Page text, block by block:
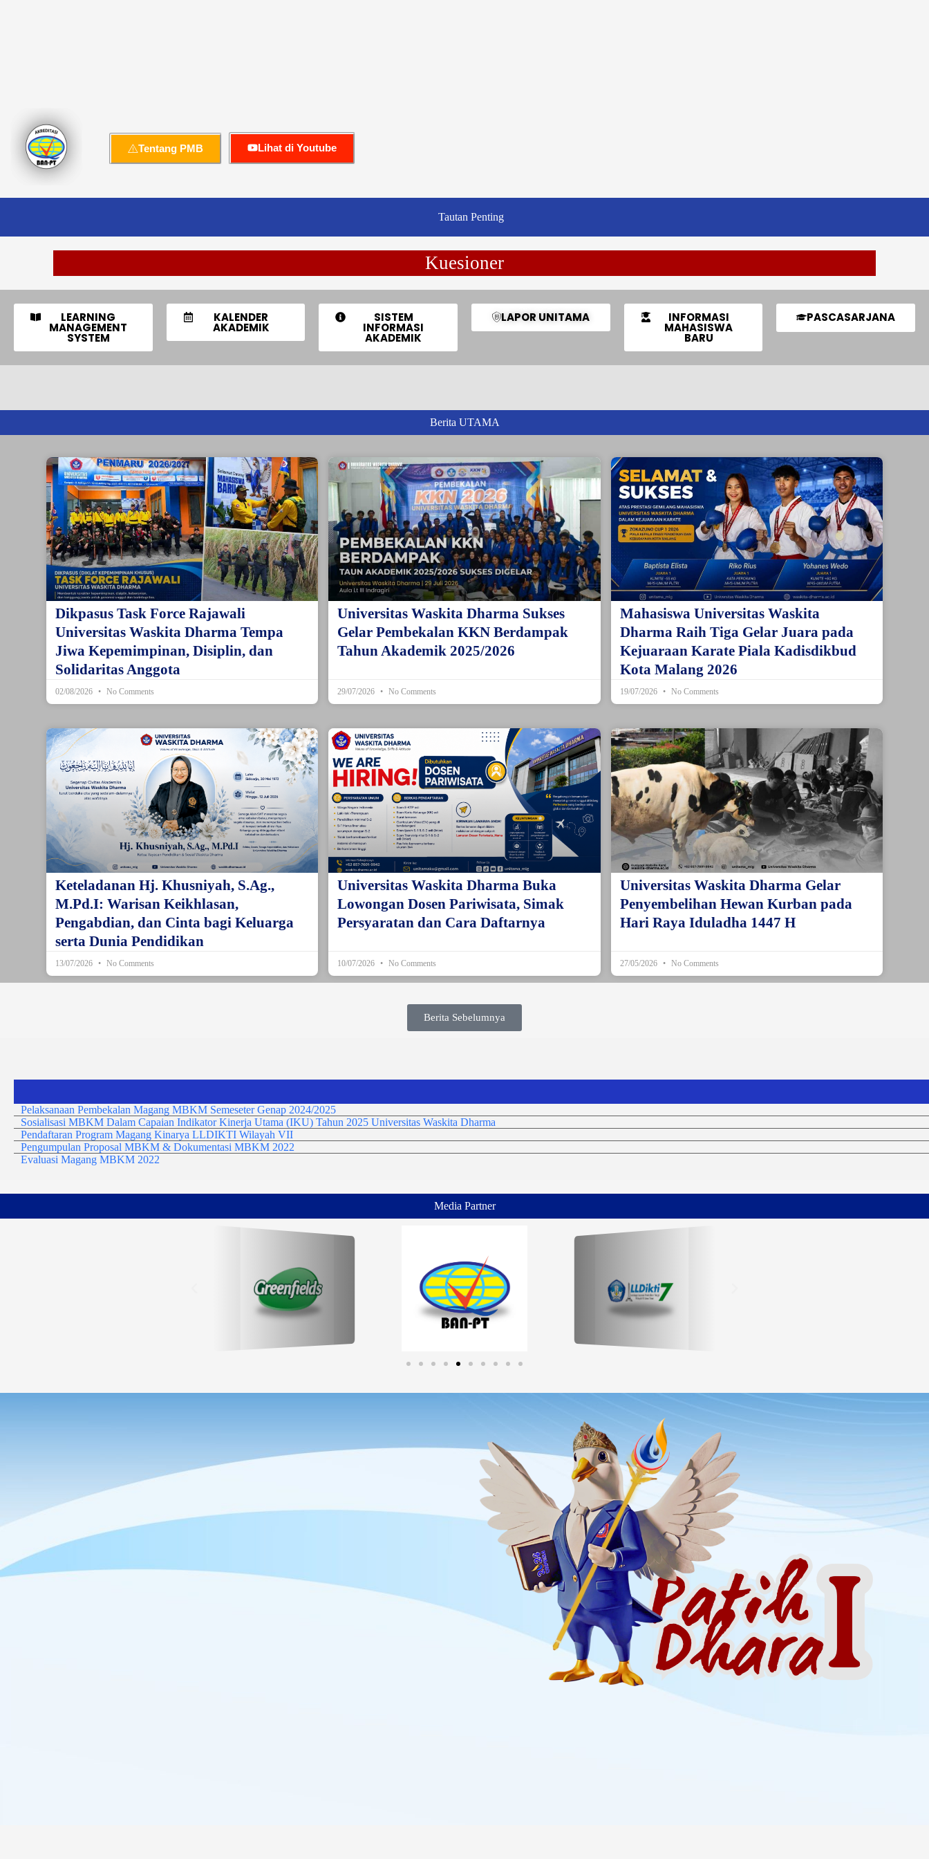
Tentang PMB Lihat di Youtube
Tautan Penting
Kuesioner
LEARNING
MANAGEMENT
SYSTEM
KALENDER
AKADEMIK
SISTEM
INFORMASI
AKADEMIK
LAPOR UNITAMA INFORMASI
MAHASISWA
BARU
PASCASARJANA
Berita UTAMA
Dikpasus Task Force Rajawali
Universitas Waskita Dharma Tempa
Jiwa Kepemimpinan, Disiplin, dan
Solidaritas Anggota
02/08/2026 No Comments
Universitas Waskita Dharma Sukses
Gelar Pembekalan KKN Berdampak
Tahun Akademik 2025/2026
29/07/2026 No Comments
Mahasiswa Universitas Waskita
Dharma Raih Tiga Gelar Juara pada
Kejuaraan Karate Piala Kadisdikbud
Kota Malang 2026
19/07/2026 No Comments
Keteladanan Hj. Khusniyah, S.Ag.,
M.Pd.I: Warisan Keikhlasan,
Pengabdian, dan Cinta bagi Keluarga
serta Dunia Pendidikan
13/07/2026 No Comments
Universitas Waskita Dharma Buka
Lowongan Dosen Pariwisata, Simak
Persyaratan dan Cara Daftarnya
10/07/2026 No Comments
Universitas Waskita Dharma Gelar
Penyembelihan Hewan Kurban pada
Hari Raya Iduladha 1447 H
27/05/2026 No Comments
Berita Sebelumnya
Pelaksanaan Pembekalan Magang MBKM Semeseter Genap 2024/2025
Sosialisasi MBKM Dalam Capaian Indikator Kinerja Utama (IKU) Tahun 2025 Universitas Waskita Dharma
Pendaftaran Program Magang Kinarya LLDIKTI Wilayah VII
Pengumpulan Proposal MBKM & Dokumentasi MBKM 2022
Evaluasi Magang MBKM 2022
Media Partner